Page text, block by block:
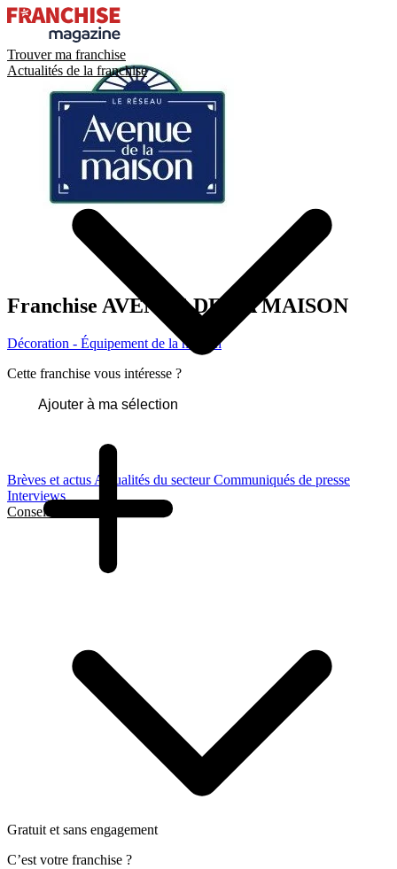
Trouver ma franchise
Actualités de la franchise
Brèves et actus Actualités du secteurCommuniqués de presse
Interviews
Conseils et Guides
Franchise AVENUE DE LA MAISON
Décoration - Équipement de la maison
Cette franchise vous intéresse ?
Ajouter à ma sélection
Gratuit et sans engagement
C’est votre franchise ?